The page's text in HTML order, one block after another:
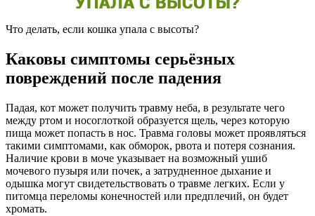
Что делать, если кошка упала с высоты?
Каковы симптомы серьёзных
повреждений после падения
Падая, кот может получить травму неба, в результате чего
между ртом и носоглоткой образуется щель, через которую
пища может попасть в нос. Травма головы может проявляться
такими симптомами, как обморок, рвота и потеря сознания.
Наличие крови в моче указывает на возможный ушиб
мочевого пузыря или почек, а затрудненное дыхание и
одышка могут свидетельствовать о травме легких. Если у
питомца переломы конечностей или предплечий, он будет
хромать.